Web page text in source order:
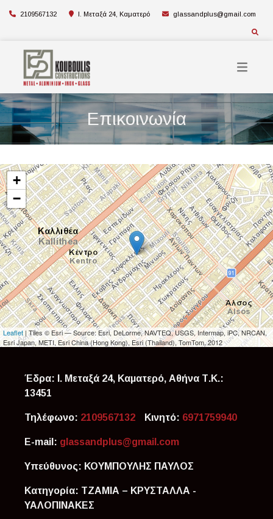
2109567132 Ι. Μεταξά 24, Καματερό glassandplus@gmail.com
Επικοινωνία
+
−
Leaflet | Tiles © Esri — Source: Esri, DeLorme, NAVTEQ, USGS, Intermap, iPC, NRCAN,
Esri Japan, METI, Esri China (Hong Kong), Esri (Thailand), TomTom, 2012
Έδρα: Ι. Μεταξά 24, Καματερό, Αθήνα Τ.Κ.:
13451
Τηλέφωνο: 2109567132 Κινητό: 6971759940
E-mail: glassandplus@gmail.com
Υπεύθυνος: ΚΟΥΜΠΟΥΛΗΣ ΠΑΥΛΟΣ
Κατηγορία: ΤΖΑΜΙΑ – ΚΡΥΣΤΑΛΛΑ -
ΥΑΛΟΠΙΝΑΚΕΣ